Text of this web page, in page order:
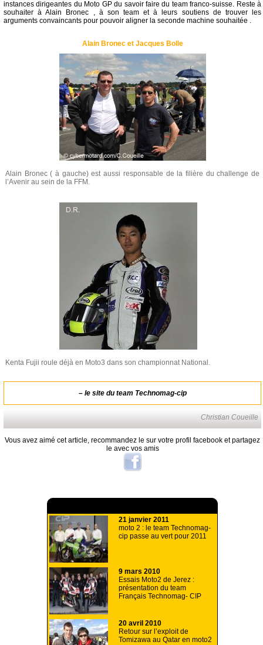
instances dirigeantes du Moto GP du savoir faire du team franco-suisse. Reste à
souhaiter à Alain Bronec , à son team et à leurs soutiens de trouver les
arguments convaincants pour pouvoir aligner la seconde machine souhaitée .
Alain Bronec et Jacques Bolle
Alain Bronec ( à gauche) est aussi responsable de la filière du challenge de
l’Avenir au sein de la FFM.
Kenta Fujii roule déjà en Moto3 dans son championnat National.
– le site du team Technomag-cip
Christian Coueille
Vous avez aimé cet article, recommandez le sur votre profil facebook et partagez
le avec vos amis
21 janvier 2011
moto 2 : le team Technomag-
cip passe au vert pour 2011
9 mars 2010
Essais Moto2 de Jerez :
présentation du team
Français Technomag- CIP
20 avril 2010
Retour sur l’exploit de
Tomizawa au Qatar en moto2